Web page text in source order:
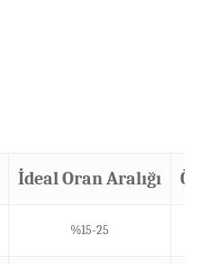
İdeal Oran Aralığı
%15-25